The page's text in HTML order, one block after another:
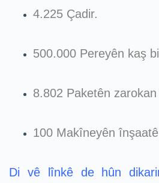
4.225 Çadir.
500.000 Pereyên kaş
8.802 Paketên
100 Makîneyên
Di vê lînkê de hûn